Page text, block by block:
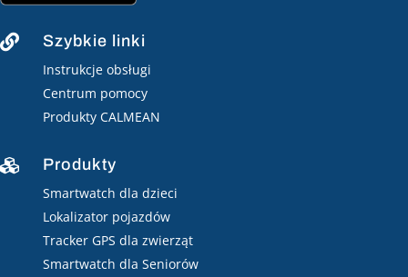
 Szybkie linki
Instrukcje obsługi
Centrum pomocy
Produkty CALMEAN
 Produkty
Smartwatch dla dzieci
Lokalizator pojazdów
Tracker GPS dla zwierząt
Smartwatch dla Seniorów